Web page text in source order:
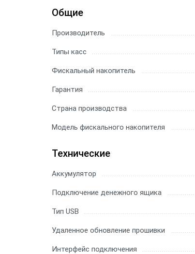
Общие
Производитель
Типы касс
Фискальный накопитель
Гарантия
Страна производства
Модель фискального накопителя
Технические
Аккумулятор
Подключение денежного ящика
Тип USB
Удаленное обновление прошивки
Интерфейс подключения